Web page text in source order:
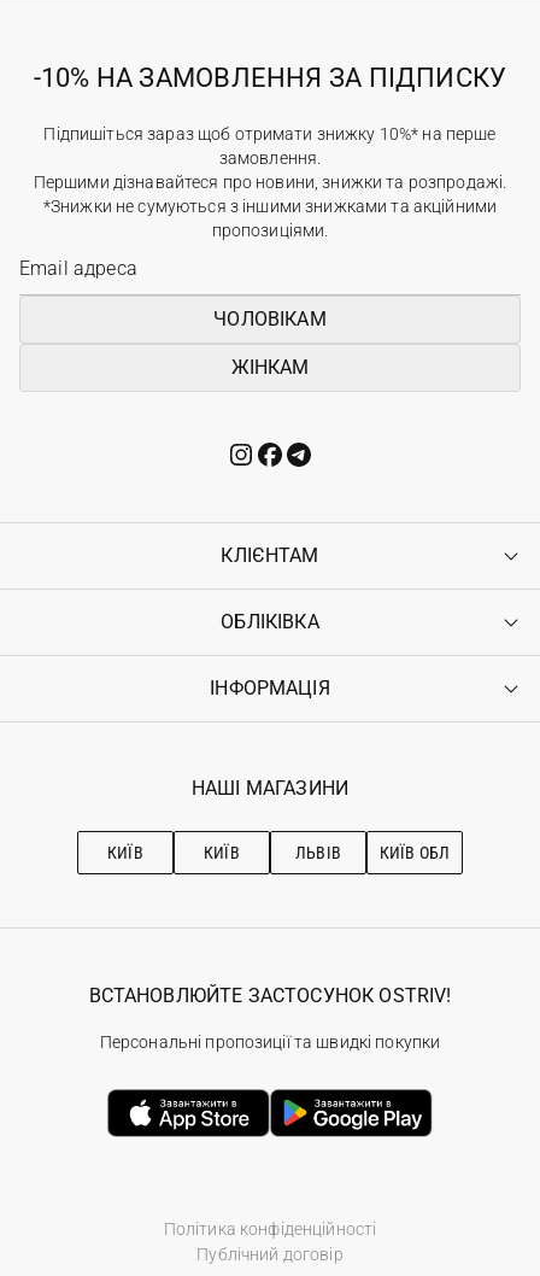
-10% НА ЗАМОВЛЕННЯ ЗА ПІДПИСКУ
Підпишіться зараз щоб отримати знижку 10%* на перше
замовлення.
Першими дізнавайтеся про новини, знижки та розпродажі.
*Знижки не сумуються з іншими знижками та акційними
пропозиціями.
ЧОЛОВІКАМ
ЖІНКАМ
КЛІЄНТАМ
Контакти
Повернення
Гарантія
ОБЛІКІВКА
Увійти
Ostriv Club+
ІНФОРМАЦІЯ
Наші магазини
Рекомендації з догляду
НАШІ МАГАЗИНИ
КИЇВ КИЇВ ЛЬВІВ КИЇВ ОБЛ
Політика конфіденційності
Публічний договір
ВСТАНОВЛЮЙТЕ ЗАСТОСУНОК OSTRIV!
Персональні пропозиції та швидкі покупки